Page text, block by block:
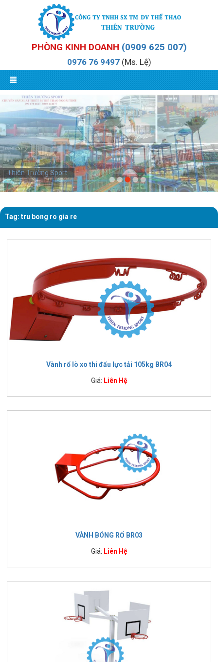
PHÒNG KINH DOANH (0909 625 007)
0976 76 9497(Ms. Lệ)
Thiên Trường Sport
Thiên Trường Sport
Tag: tru bong ro gia re
Vành rổ lò xo thi đấu lực tải 105kg BR04
Giá: Liên Hệ
VÀNH BÓNG RỔ BR03
Giá: Liên Hệ